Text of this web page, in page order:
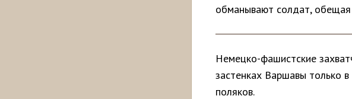
обманывают солдат,
Немецко-фашистские
застенках Варшавы только
поляков.